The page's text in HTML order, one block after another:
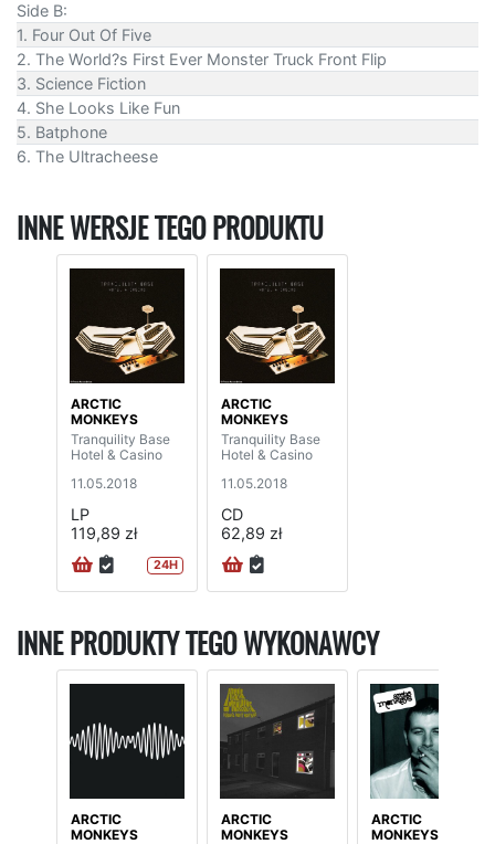
Side B:
1. Four Out Of Five
2. The World?s First Ever Monster Truck Front Flip
3. Science Fiction
4. She Looks Like Fun
5. Batphone
6. The Ultracheese
INNE WERSJE TEGO PRODUKTU
ARCTIC
MONKEYS
Tranquility Base
Hotel & Casino
11.05.2018
LP
119,89 zł
24H
ARCTIC
MONKEYS
Tranquility Base
Hotel & Casino
11.05.2018
CD
62,89 zł
INNE PRODUKTY TEGO WYKONAWCY
ARCTIC
MONKEYS
ARCTIC
MONKEYS
ARCTIC
MONKEYS